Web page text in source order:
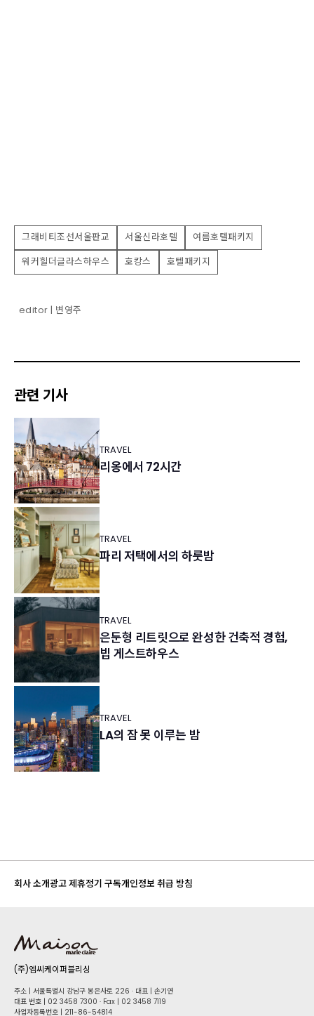
그래비티조선서울판교 서울신라호텔
여름호텔패키지
워커힐더글라스하우스
호캉스 호텔패키지
editor | 변영주
관련 기사
TRAVEL
리옹에서 72시간
TRAVEL
파리 저택에서의 하룻밤
TRAVEL
은둔형 리트릿으로 완성한 건축적 경험,
빕 게스트하우스
TRAVEL
LA의 잠 못 이루는 밤
회사 소개광고 제휴정기 구독개인정보 취급 방침
(주)엠씨케이퍼블리싱
주소 | 서울특별시 강남구 봉은사로 226 · 대표 | 손기연
대표 번호 | 02 34​58 7300 · Fax | 02 34​58 7119
사업자등록번호 | 211-86-5​4814